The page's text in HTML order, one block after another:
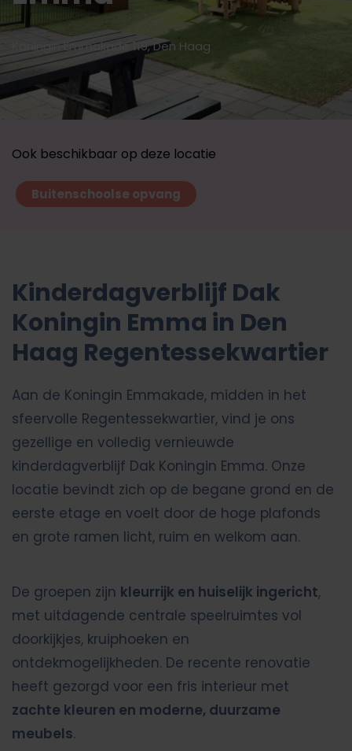
Koningin Emmakade 119, Den Haag
Ook beschikbaar op deze locatie
Buitenschoolse opvang
Kinderdagverblijf Dak
Koningin Emma in Den
Haag Regentessekwartier
Aan de Koningin Emmakade, midden in het
sfeervolle Regentessekwartier, vind je ons
gezellige en volledig vernieuwde
kinderdagverblijf Dak Koningin Emma. Onze
locatie bevindt zich op de begane grond en de
eerste etage en voelt door de hoge plafonds
en grote ramen licht, ruim en welkom aan.
De groepen zijn kleurrijk en huiselijk ingericht,
met uitdagende centrale speelruimtes vol
doorkijkjes, kruiphoeken en
ontdekmogelijkheden. De recente renovatie
heeft gezorgd voor een fris interieur met
zachte kleuren en moderne, duurzame
meubels.